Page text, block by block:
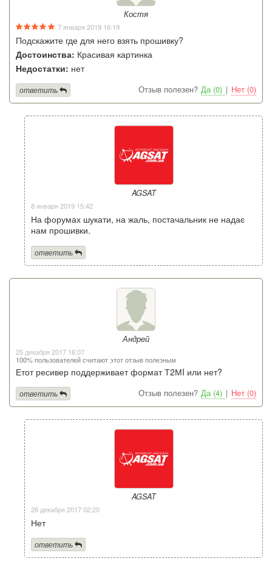
Костя
7 января 2019 16:19
Подскажите где для него взять прошивку?
Достоинства: Красивая картинка
Недостатки: нет
Отзыв полезен? Да (0) | Нет (0)
ответить
AGSAT
8 января 2019 15:42
На форумах шукати, на жаль, постачальник не надає
нам прошивки.
ответить
Андрей
25 декабря 2017 16:07
100% пользователей считают этот отзыв полезным
Етот ресивер поддерживает формат Т2МI или нет?
Отзыв полезен? Да (4) | Нет (0)
ответить
AGSAT
26 декабря 2017 02:20
Нет
ответить